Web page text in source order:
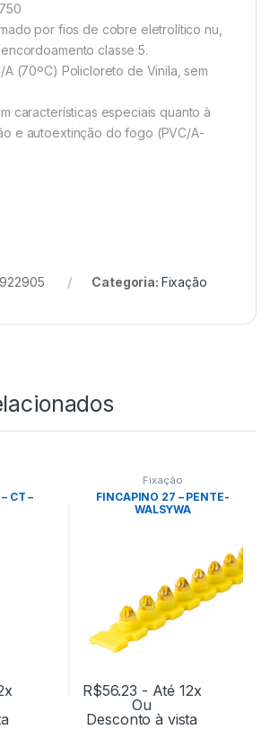
por fios de cobre eletrolítico nu,
classe 5.
A (70ºC) Policloreto de Vinila, sem
características especiais quanto à
e autoextinção do fogo (PVC/A-
Categoria: Fixação
CT –
Fixação
FINCAPINO 27 – PENTE-
WALSYWA
R$56.23 - Até 12x
Ou
Desconto à vista